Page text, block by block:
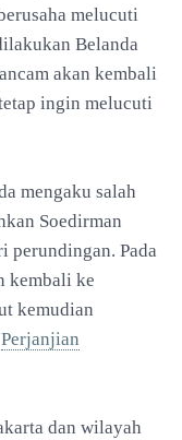
melucuti
Belanda
akan kembali
ingin melucuti
mengaku salah
Soedirman
perundingan. Pada
kembali ke
kemudian
Perjanjian
dan wilayah